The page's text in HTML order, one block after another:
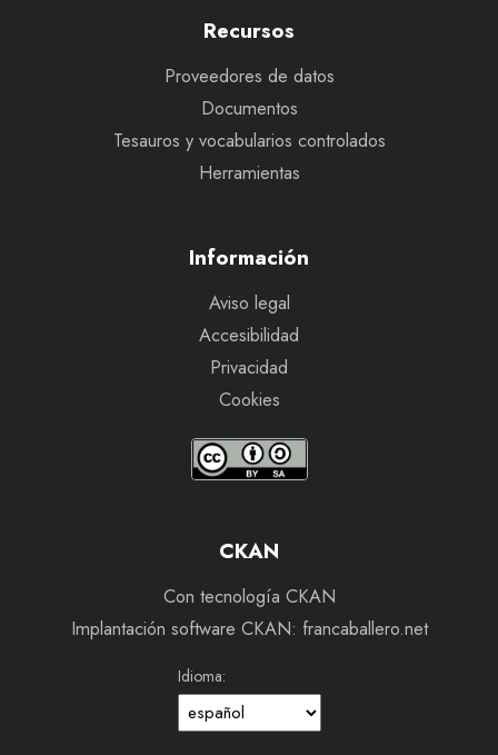
Recursos
Proveedores de datos
Documentos
Tesauros y vocabularios controlados
Herramientas
Información
Aviso legal
Accesibilidad
Privacidad
Cookies
CKAN
Con tecnología CKAN
Implantación software CKAN: francaballero.net
Idioma